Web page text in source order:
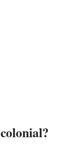
colonial?